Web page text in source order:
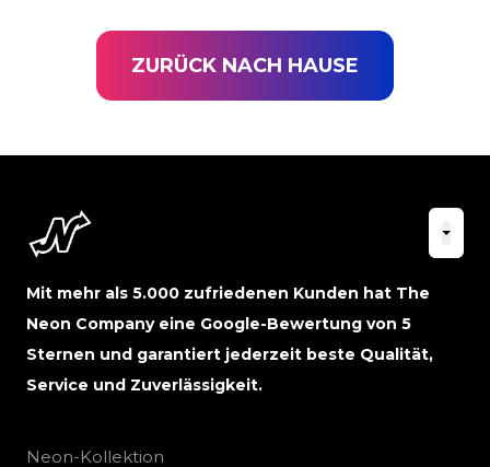
ZURÜCK NACH HAUSE
Mit mehr als 5.000 zufriedenen Kunden hat The
Neon Company eine Google-Bewertung von 5
Sternen und garantiert jederzeit beste Qualität,
Service und Zuverlässigkeit.
Neon-Kollektion